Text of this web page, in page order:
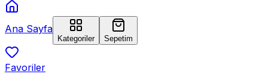
Ana Sayfa
Kategoriler Sepetim
Favoriler